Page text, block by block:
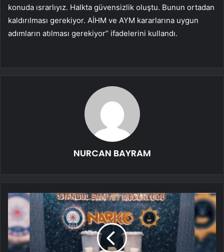
konuda ısrarlıyız. Halkta güvensizlik oluştu. Bunun ortadan
kaldırılması gerekiyor. AİHM ve AYM kararlarına uygun
adımların atılması gerekiyor” ifadelerini kullandı.
NURCAN BAYRAM